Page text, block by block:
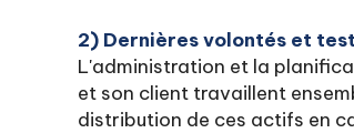
2) Dernières volontés et
L'administration et la
et son client travaillent
distribution de ces actifs en